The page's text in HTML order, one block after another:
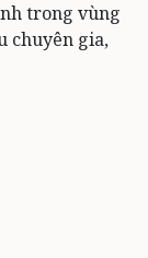
trong vùng
chuyên gia,